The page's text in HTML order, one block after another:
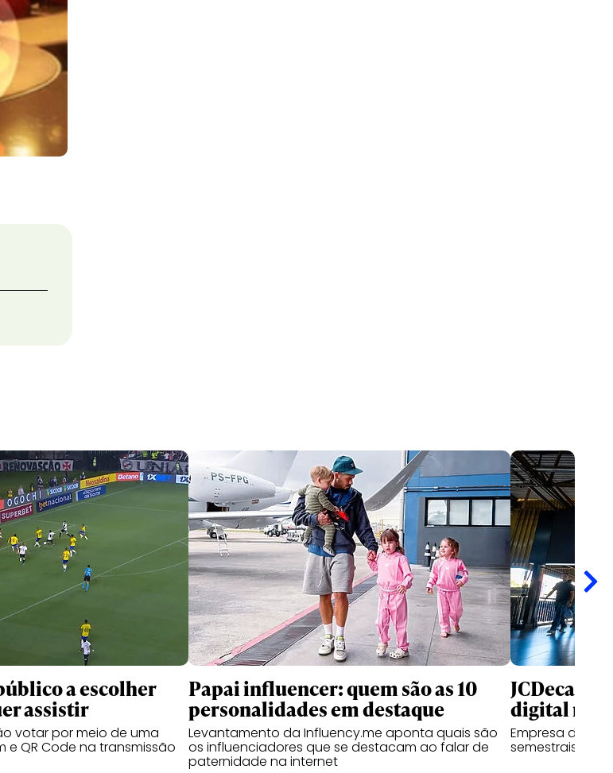
a escolher
assistir
votar por meio de uma
QR Code na transmissão
Papai influencer: quem são as 10
personalidades em destaque
Levantamento da Influency.me aponta quais são
os influenciadores que se destacam ao falar de
paternidade na internet
JCDecaux
digital no
Empresa de
semestrais